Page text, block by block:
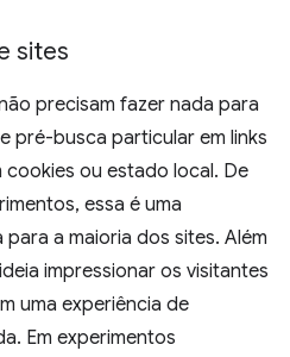
sites
precisam fazer nada para
pré-busca particular em links
ou estado local. De
essa é uma
a maioria dos sites. Além
impressionar os visitantes
uma experiência de
Em experimentos